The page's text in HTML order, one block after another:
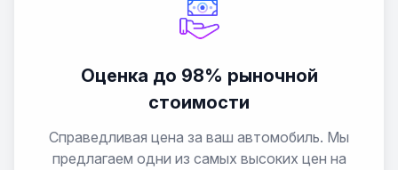
Оценка до 98% рыночной
стоимости
Справедливая цена за ваш автомобиль. Мы
предлагаем одни из самых высоких цен на